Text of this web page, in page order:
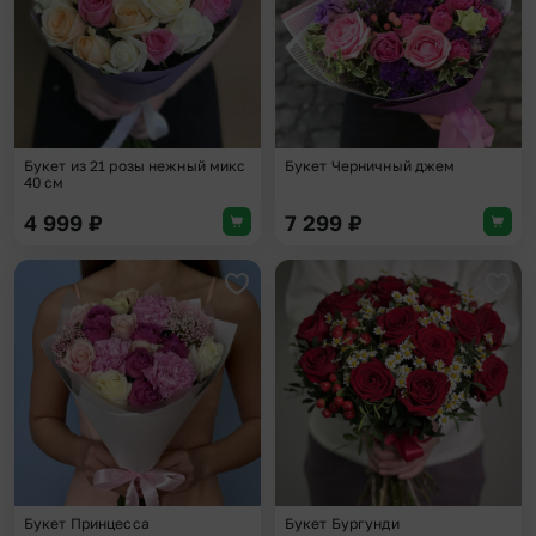
Букет из 21 розы нежный микс
40 см
4 999 ₽
Букет Черничный джем
7 299 ₽
Добавить в избранное
Букет Принцесса Букет Бургунди